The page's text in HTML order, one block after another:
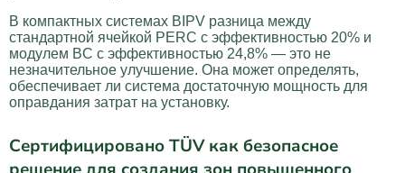
В компактных системах BIPV разница между
стандартной ячейкой PERC с эффективностью 20% и
модулем BC с эффективностью 24,8% — это не
незначительное улучшение. Она может определять,
обеспечивает ли система достаточную мощность для
оправдания затрат на установку.
Сертифицировано TÜV как безопасное